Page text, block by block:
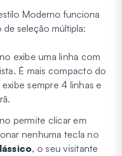
Moderno funciona
de seleção múltipla:
exibe uma linha com
É mais compacto do
sempre 4 linhas e
permite clicar em
nenhuma tecla no
, o seu visitante